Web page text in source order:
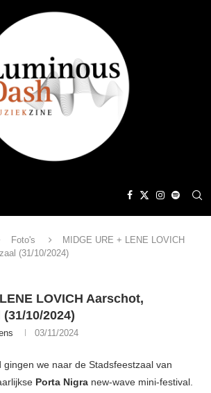
Foto's
MIDGE URE + LENE LOVICH
(31/10/2024)
LOVICH Aarschot,
10/2024)
03/11/2024
gingen we naar de Stadsfeestzaal van
Porta Nigra new-wave mini-festival.